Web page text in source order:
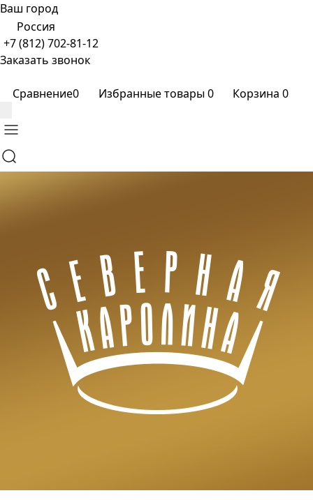
Ваш город
Россия
+7 (812) 702-81-12
Заказать звонок
Сравнение0 Избранные товары0 Корзина 0